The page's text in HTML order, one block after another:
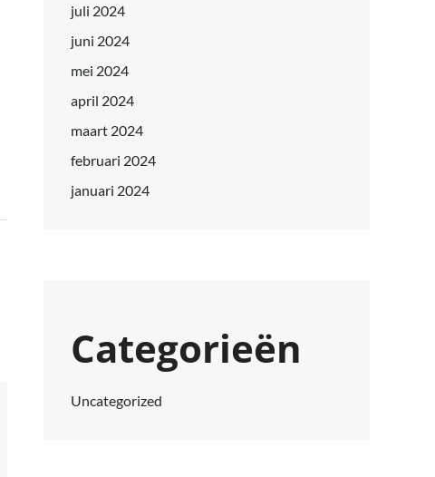
juli 2024
juni 2024
mei 2024
april 2024
maart 2024
februari 2024
januari 2024
Categorieën
Uncategorized